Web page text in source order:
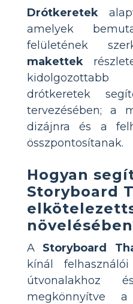
Drótkeretek
amelyek
felületének
makettek
drótkeretek
tervezésében; a
dizájnra és a
összpontosítanak.
Hogyan
Storyboard
A Storyboard
kínál felhasználói
útvonalakhoz
megkönnyítve